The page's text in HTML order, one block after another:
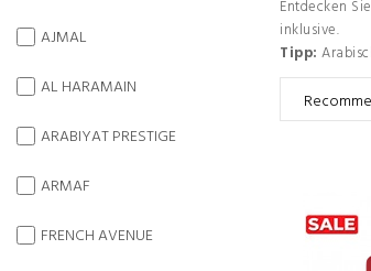
Entdecken
inklusive.
Tipp:
AJMAL
AL HARAMAIN
ARABIYAT PRESTIGE
ARMAF
FRENCH AVENUE